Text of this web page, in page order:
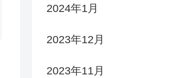
2024年1月
2023年12月
2023年11月